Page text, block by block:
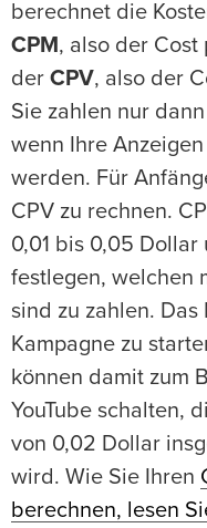
berechnet die
CPM , also der Cost
der CPV, also der
Sie zahlen nur
wenn Ihre
werden. Für
CPV zu rechnen.
0,01 bis 0,05
festlegen, welchen
sind zu zahlen. Das
Kampagne zu
können damit zum
YouTube schalten,
von 0,02 Dollar
wird. Wie Sie Ihren
berechnen, lesen